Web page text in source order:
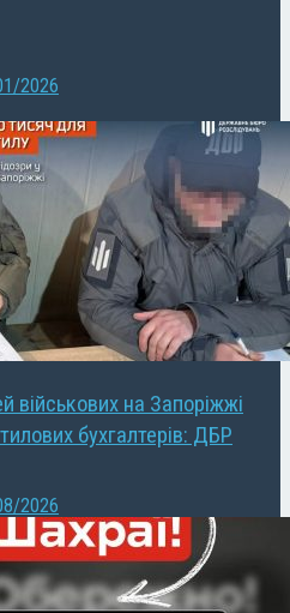
2026
військових на Запоріжжі
бухгалтерів: ДБР
2026